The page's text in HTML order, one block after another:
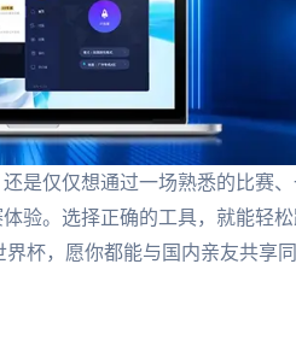
是仅仅想通过一场熟悉的比赛
验。选择正确的工具，就能轻松
杯，愿你都能与国内亲友共享